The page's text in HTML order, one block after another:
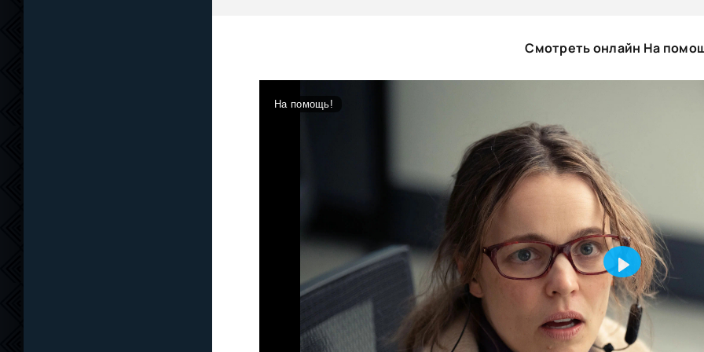
Смотреть онлайн На
На помощь!
PLAY